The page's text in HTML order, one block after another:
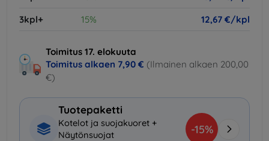
3kpl+
15% 12,67 €/kpl
Toimitus 17. elokuuta
Toimitus alkaen 7,90 € (Ilmainen alkaen 200,00
€)
Tuotepaketti
Kotelot ja suojakuoret +
Näytönsuojat
-15%